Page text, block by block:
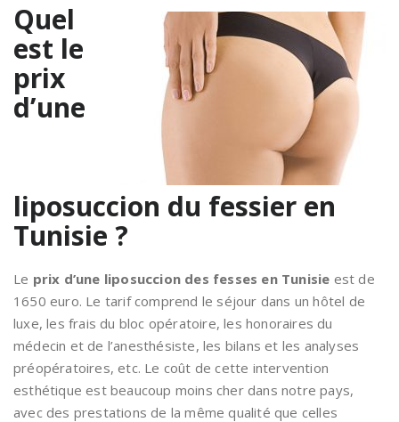
Quel
est le
prix
d’une
liposuccion du fessier en
Tunisie ?
Le prix d’une liposuccion des fesses en Tunisie est de
1650 euro. Le tarif comprend le séjour dans un hôtel de
luxe, les frais du bloc opératoire, les honoraires du
médecin et de l’anesthésiste, les bilans et les analyses
préopératoires, etc. Le coût de cette intervention
esthétique est beaucoup moins cher dans notre pays,
avec des prestations de la même qualité que celles